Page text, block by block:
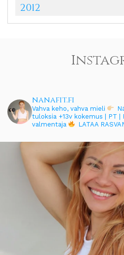
2012
nanafit.fi
Vahva keho, vahva mieli
tuloksia +13v kokemus | PT |
valmentaja
LATAA